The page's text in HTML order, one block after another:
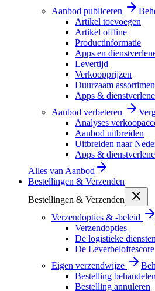
Aanbod publiceren
Artikel toevoegen
Artikel offline
Productinformatie
Apps en
Levertijd
Verkoopprijzen
Duurzaam
Apps &
Aanbod verbeteren
Analyses
Aanbod uitbreiden
Uitbreiden naar
Apps &
Alles van Aanbod
Bestellingen & Verzenden
Bestellingen & Verzenden
Verzendopties & -beleid
Verzendopties
De logistieke
De Leverbeloftescore
Eigen verzendwijze
Bestelling
Bestelling annuleren